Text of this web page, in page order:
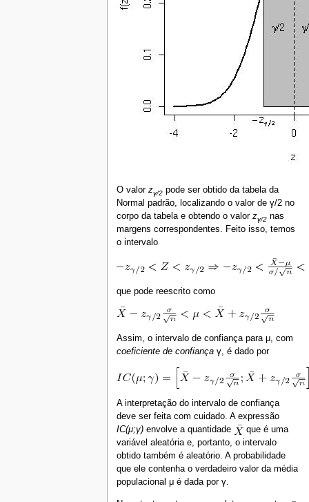
O valor zγ/2pode ser obtido da tabela da
Normal padrão, localizando o valor de γ/2 no
corpo da tabela e obtendo o valor zγ/2nas
margens correspondentes. Feito isso, temos
o intervalo
que pode reescrito como
Assim, o intervalo de confiança para μ, com
coeficiente de confiançaγ, é dado por
A interpretação do intervalo de confiança
deve ser feita com cuidado. A expressão
IC(μ;γ)envolve a quantidade
que é uma
variável aleatória e, portanto, o intervalo
obtido também é aleatório. A probabilidade
que ele contenha o verdadeiro valor da média
populacional μ é dada por γ.